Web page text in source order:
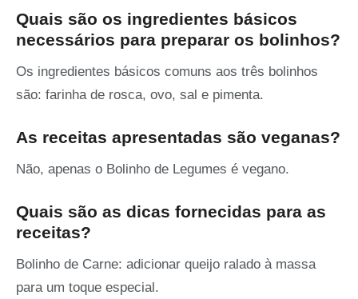
Quais são os ingredientes básicos
necessários para preparar os bolinhos?
Os ingredientes básicos comuns aos três bolinhos
são: farinha de rosca, ovo, sal e pimenta.
As receitas apresentadas são veganas?
Não, apenas o Bolinho de Legumes é vegano.
Quais são as dicas fornecidas para as
receitas?
Bolinho de Carne: adicionar queijo ralado à massa
para um toque especial.